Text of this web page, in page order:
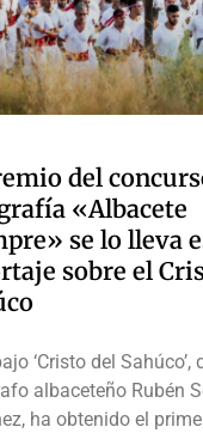
del
«Albacete
se lo lleva
sobre el
‘Cristo del Sahúco’,
albaceteño Rubén
ha obtenido el